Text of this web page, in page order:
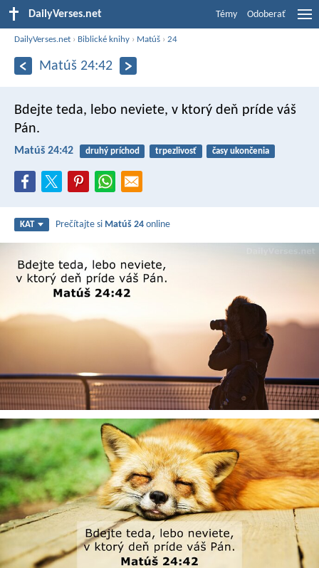
DailyVerses.net Témy Odoberať
DailyVerses.net › Biblické knihy › Matúš ›24
Matúš 24:42
Bdejte teda, lebo neviete, v ktorý deň príde váš
Pán.
Matúš 24:42 druhý príchod trpezlivosť časy ukončenia
KAT Prečítajte si Matúš 24 online